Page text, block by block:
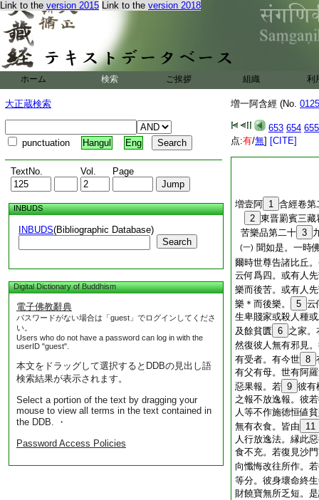
Link to the version 2015 Link to the version 2018
ホーム 検索 ご挨拶 組織 利
大正蔵検索
punctuation Hangul Eng
TextNo. Vol. Page
INBUDS
INBUDS(Bibliographic Database)
Search
Digital Dictionary of Buddhism
電子佛教辭典
パスワードがない場合は「guest」でログインしてくださ
い。
Users who do not have a password can log in with the
userID "guest".
本文をドラッグして選択するとDDBの見出し語
検索結果が表示されます。
Select a portion of the text by dragging your
mouse to view all terms in the text contained in
the DDB. ・
Password Access Policies
増一阿含經 (No.
653 654 655
点:有/無] [CITE]
増壹阿 1 含經卷第
2 東晋罽賓三
苦樂品第二十 3
(一) 聞如是。一時
爾時世尊告諸比丘
云何爲四。或有人
樂而後苦。或有人
樂＊而後樂。
5 云
生卑賤家或殺人種
及餘貧匱 6 之家。
然復彼人無有邪見
有受者。有今世 8
有父有母。世有阿
惡果報。若 9 彼有
之報不放逸報。彼
人等不作施徳恒値
無有衣食。皆由
11
人行放逸法。縁此
食不充。若復見沙
向懺悔改往所作。
等分。彼身壞命終
財饒寶無所乏短。